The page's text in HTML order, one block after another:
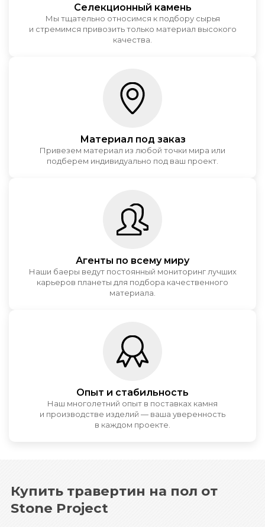
Селекционный камень
Мы тщательно относимся к подбору сырья
и стремимся привозить только материал высокого
качества.
Материал под заказ
Привезем материал из любой точки мира или
подберем индивидуально под ваш проект.
Агенты по всему миру
Наши баеры ведут постоянный мониторинг лучших
карьеров планеты для подбора качественного
материала.
Опыт и стабильность
Наш многолетний опыт в поставках камня
и производстве изделий — ваша уверенность
в каждом проекте.
Купить травертин на пол от
Stone Project